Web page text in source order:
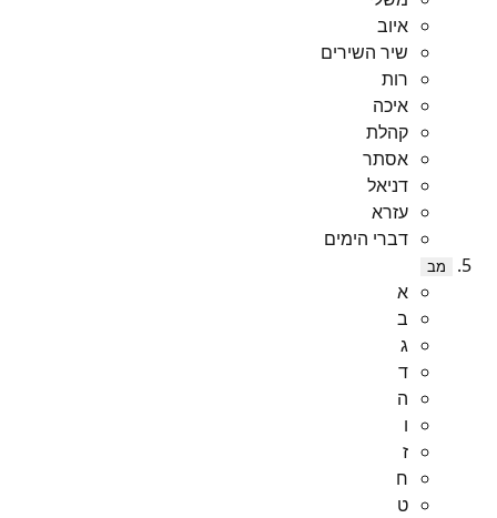
איוב
שיר השירים
רות
איכה
קהלת
אסתר
דניאל
עזרא
דברי הימים
מב
א
ב
ג
ד
ה
ו
ז
ח
ט